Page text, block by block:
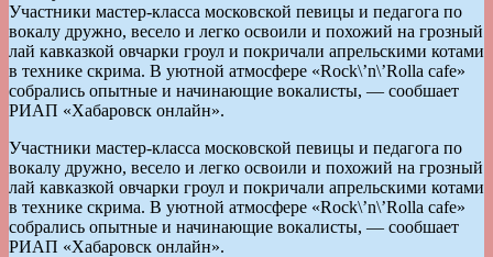
Участники мастер-класса московской певицы и педагога по
вокалу дружно, весело и легко освоили и похожий на грозный
лай кавказкой овчарки гроул и покричали апрельскими котами
в технике скрима. В уютной атмосфере «Rock\’n\’Rolla cafe»
собрались опытные и начинающие вокалисты, — сообшает
РИАП «Хабаровск онлайн».
Участники мастер-класса московской певицы и педагога по
вокалу дружно, весело и легко освоили и похожий на грозный
лай кавказкой овчарки гроул и покричали апрельскими котами
в технике скрима. В уютной атмосфере «Rock\’n\’Rolla cafe»
собрались опытные и начинающие вокалисты, — сообшает
РИАП «Хабаровск онлайн».